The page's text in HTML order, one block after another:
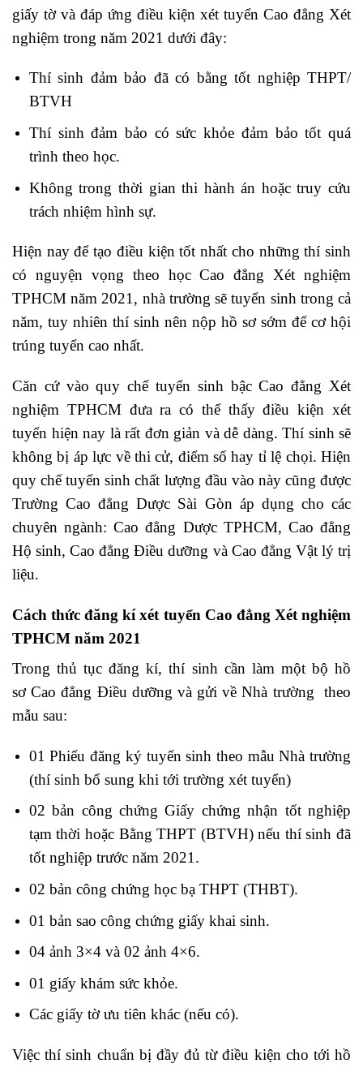
giấy tờ và đáp ứng điều kiện xét tuyển Cao đẳng Xét
nghiệm trong năm 2021 dưới đây:
Thí sinh đảm bảo đã có bằng tốt nghiệp THPT/
BTVH
Thí sinh đảm bảo có sức khỏe đảm bảo tốt quá
trình theo học.
Không trong thời gian thi hành án hoặc truy cứu
trách nhiệm hình sự.
Hiện nay để tạo điều kiện tốt nhất cho những thí sinh
có nguyện vọng theo học Cao đẳng Xét nghiệm
TPHCM năm 2021, nhà trường sẽ tuyển sinh trong cả
năm, tuy nhiên thí sinh nên nộp hồ sơ sớm để cơ hội
trúng tuyển cao nhất.
Căn cứ vào quy chế tuyển sinh bậc Cao đẳng Xét
nghiệm TPHCM đưa ra có thể thấy điều kiện xét
tuyển hiện nay là rất đơn giản và dễ dàng. Thí sinh sẽ
không bị áp lực về thi cử, điểm số hay tỉ lệ chọi. Hiện
quy chế tuyển sinh chất lượng đầu vào này cũng được
Trường Cao đẳng Dược Sài Gòn áp dụng cho các
chuyên ngành: Cao đẳng Dược TPHCM, Cao đẳng
Hộ sinh, Cao đẳng Điều dưỡng và Cao đẳng Vật lý trị
liệu.
Cách thức đăng kí xét tuyển Cao đẳng Xét nghiệm
TPHCM năm 2021
Trong thủ tục đăng kí, thí sinh cần làm một bộ hồ
sơ Cao đẳng Điều dưỡng và gửi về Nhà trường theo
mẫu sau:
01 Phiếu đăng ký tuyển sinh theo mẫu Nhà trường
(thí sinh bổ sung khi tới trường xét tuyển)
02 bản công chứng Giấy chứng nhận tốt nghiệp
tạm thời hoặc Bằng THPT (BTVH) nếu thí sinh đã
tốt nghiệp trước năm 2021.
02 bản công chứng học bạ THPT (THBT).
01 bản sao công chứng giấy khai sinh.
04 ảnh 3×4 và 02 ảnh 4×6.
01 giấy khám sức khỏe.
Các giấy tờ ưu tiên khác (nếu có).
Việc thí sinh chuẩn bị đầy đủ từ điều kiện cho tới hồ